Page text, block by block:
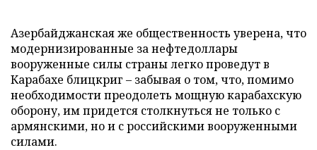
Азербайджанская же общественность уверена, что
модернизированные за нефтедоллары
вооруженные силы страны легко проведут в
Карабахе блицкриг – забывая о том, что, помимо
необходимости преодолеть мощную карабахскую
оборону, им придется столкнуться не только с
армянскими, но и с российскими вооруженными
силами.